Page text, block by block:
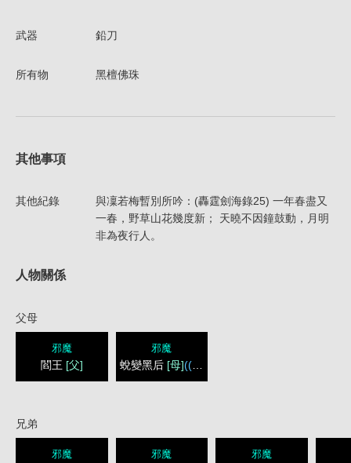
武器 鉛刀
所有物 黑檀佛珠
其他事項
其他紀錄
與凜若梅暫別所吟：(轟霆劍海錄25) 一年春盡又
一春，野草山花幾度新； 天曉不因鐘鼓動，月明
非為夜行人。
人物關係
父母
邪魔
閻王 [父]
邪魔
蛻變黑后 [母]((逸冬清))
兄弟
邪魔 邪魔 邪魔